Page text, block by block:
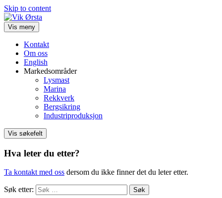
Skip to content
Vis meny
Kontakt
Om oss
English
Markedsområder
Lysmast
Marina
Rekkverk
Bergsikring
Industriproduksjon
Vis søkefelt
Hva leter du etter?
Ta kontakt med oss dersom du ikke finner det du leter etter.
Søk etter: